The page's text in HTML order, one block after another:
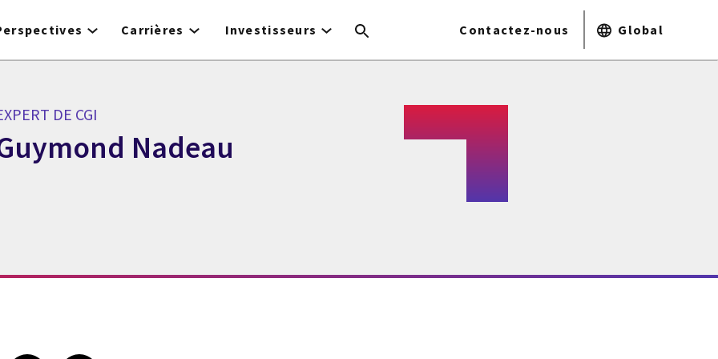
Carrières Investisseurs Contactez-nous Global
DE CGI
Nadeau